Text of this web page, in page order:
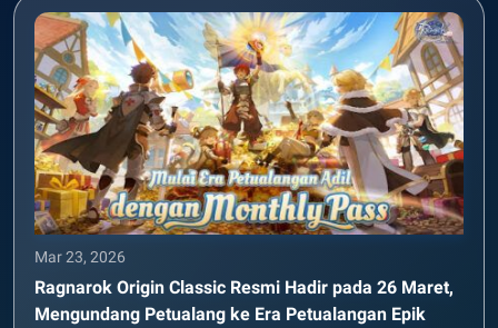
Mar 23, 2026
Ragnarok Origin Classic Resmi Hadir pada 26 Maret,
Mengundang Petualang ke Era Petualangan Epik